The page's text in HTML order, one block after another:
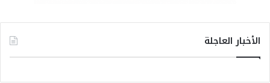
الأخبار العاجلة